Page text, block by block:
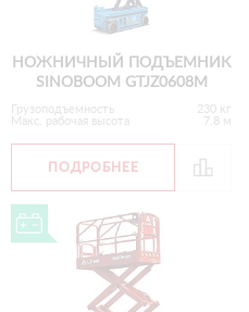
НОЖНИЧНЫЙ ПОДЪЕМНИК
SINOBOOM GTJZ0608M
Грузоподъемность
230 кг
Макс. рабочая высота
7.8 м
ПОДРОБНЕЕ